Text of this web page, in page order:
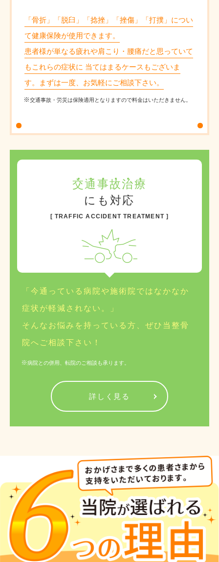
「骨折」「脱臼」「捻挫」「挫傷」「打撲」につい
て健康保険が使用できます。
患者様が単なる疲れや肩こり・腰痛だと思っていて
もこれらの症状に 当てはまるケースもございま
す。まずは一度、お気軽にご相談下さい。
交通事故・労災は保険適用となりますので料金はいただきません。
交通 事故治療
にも対応
TRAFFIC ACCIDENT TREATMENT
「今通っている病院や施術院ではなかなか
症状が軽減されない。」
そんなお悩みを持っている方、ぜひ当整骨
院へご相談下さい！
病院との併用、転院のご相談も承ります。
詳しく見る